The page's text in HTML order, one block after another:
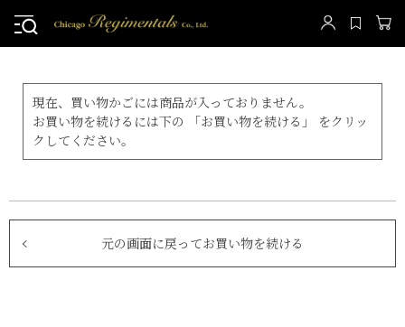
現在、買い物かごには商品が入っておりません。
お買い物を続けるには下の 「お買い物を続ける」 をクリッ
クしてください。
元の画面に戻ってお買い物を続ける